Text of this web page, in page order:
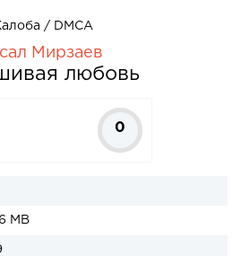
/ DMCA
Мирзаев
любовь
0
MB